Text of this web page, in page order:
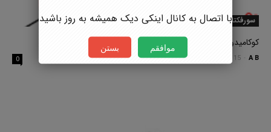
سورفکتانت
کوکامیدو پروپیل بتائین
A B 15 دسامبر 2015 0
با اتصال به کانال اینکی دیک همیشه به روز باشید
موافقم بستن